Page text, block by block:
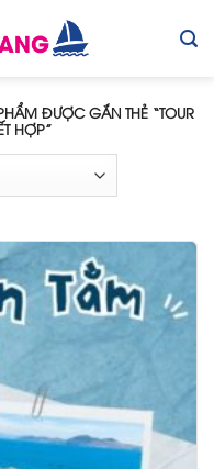
ĐƯỢC GẮN THẺ “TOUR
HỢP”